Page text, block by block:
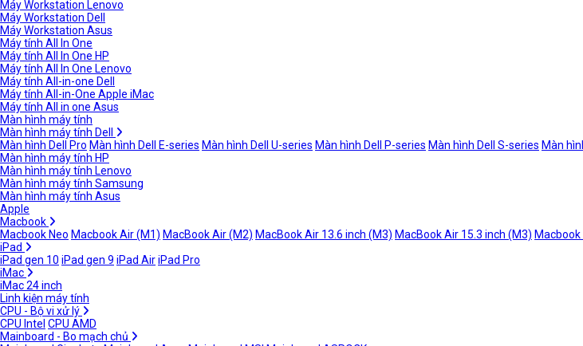
Máy Workstation Lenovo
Máy Workstation Dell
Máy Workstation Asus
Máy tính All In One
Máy tính All In One HP
Máy tính All In One Lenovo
Máy tính All-in-one Dell
Máy tính All-in-One Apple iMac
Máy tính All in one Asus
Màn hình máy tính
Màn hình máy tính Dell
Màn hình Dell Pro Màn hình Dell E-series Màn hình Dell U-series Màn hình Dell P-series Màn hình Dell S-series Màn
Màn hình máy tính HP
Màn hình máy tính Lenovo
Màn hình máy tính Samsung
Màn hình máy tính Asus
Apple
Macbook
Macbook Neo Macbook Air (M1) MacBook Air (M2) MacBook Air 13.6 inch (M3) MacBook Air 15.3 inch (M3)
iPad
iPad gen 10 iPad gen 9 iPad AiriPad Pro
iMac
iMac 24 inch
Linh kiện máy tính
CPU - Bộ vi xử lý
CPU Intel CPU AMD
Mainboard - Bo mạch chủ